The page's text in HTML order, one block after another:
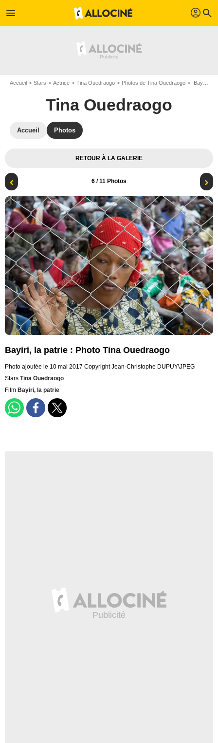
menu profil search
Accueil Stars Actrice Tina Ouedraogo Photos de Tina Ouedraogo Bayiri, la patrie : Photo Tina Ouedraogo
Tina Ouedraogo
Accueil Photos
RETOUR À LA GALERIE
6 / 11 Photos
Bayiri, la patrie : Photo Tina Ouedraogo
Photo ajoutée le 10 mai 2017 Copyright Jean-Christophe DUPUY\JPEG
Stars Tina Ouedraogo
Film Bayiri, la patrie